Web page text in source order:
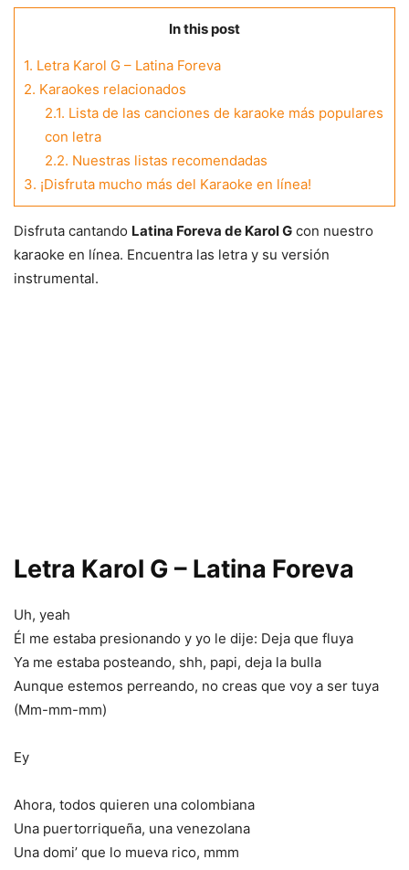
In this post
1. Letra Karol G – Latina Foreva
2. Karaokes relacionados
2.1. Lista de las canciones de karaoke más populares
con letra
2.2. Nuestras listas recomendadas
3. ¡Disfruta mucho más del Karaoke en línea!
Disfruta cantando Latina Foreva de Karol G con nuestro
karaoke en línea. Encuentra las letra y su versión
instrumental.
Letra Karol G – Latina Foreva
Uh, yeah
Él me estaba presionando y yo le dije: Deja que fluya
Ya me estaba posteando, shh, papi, deja la bulla
Aunque estemos perreando, no creas que voy a ser tuya
(Mm-mm-mm)
Ey
Ahora, todos quieren una colombiana
Una puertorriqueña, una venezolana
Una domi’ que lo mueva rico, mmm